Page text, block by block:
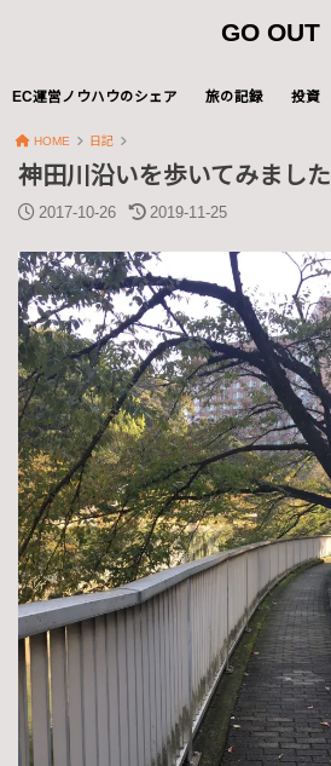
GO OUT
EC運営ノウハウのシェア 旅の記録 投資
HOME 日記
神田川沿いを歩いてみました
2017-10-26 2019-11-25